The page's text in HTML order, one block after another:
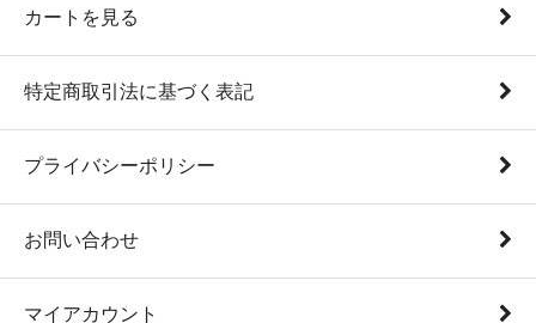
カートを見る
特定商取引法に基づく表記
プライバシーポリシー
お問い合わせ
マイアカウント